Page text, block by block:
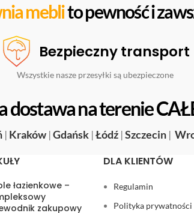
meblito pewność i
Bezpieczny transport
Wszystkie nasze przesyłki są ubezpieczone
dostawa na terenie
| Kraków |Gdańsk |Łódź |Szczecin |
łazienkowe –
zakupowy
DLA KLIENTÓW
Regulamin
Polityka prywatności